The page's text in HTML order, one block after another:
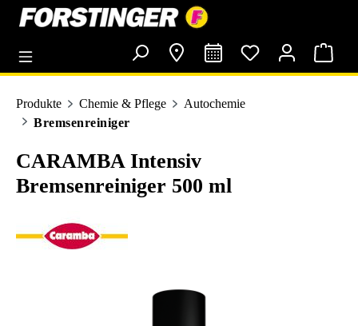
springen
Produkte Chemie & Pflege
Autochemie
Bremsenreiniger
CARAMBA Intensiv
Bremsenreiniger 500 ml